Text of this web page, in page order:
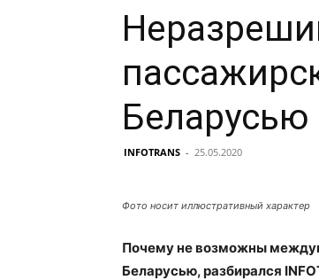
Беларусью
INFOTRANS - 25.05.2020
Фото носит иллюстративный характер
Почему не возможны
Беларусью, разбирался